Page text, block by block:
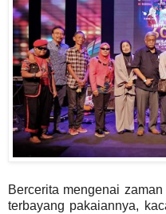
Bercerita mengenai
terbayang pakaiannya,